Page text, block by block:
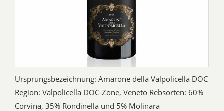
Ursprungsbezeichnung: Amarone della Valpolicella DOC
Region: Valpolicella DOC-Zone, Veneto Rebsorten: 60%
Corvina, 35% Rondinella und 5% Molinara